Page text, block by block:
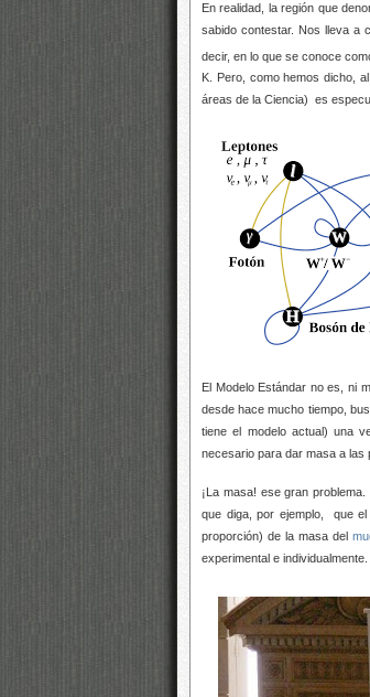
En realidad, la región que
sabido contestar. Nos lleva a
decir, en lo que se conoce
K. Pero, como hemos dicho,
áreas de la Ciencia) es
El Modelo Estándar no es, ni
desde hace mucho tiempo,
tiene el modelo actual) una
necesario para dar masa a las
¡La masa! ese gran
que diga, por ejemplo, que el
proporción) de la masa del
experimental e